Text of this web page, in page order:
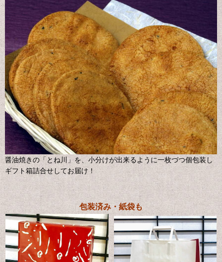
醤油焼きの「とね川」を、小分けが出来るように一枚づつ個包装し
ギフト箱詰合せしてお届け！
包装済み・紙袋も